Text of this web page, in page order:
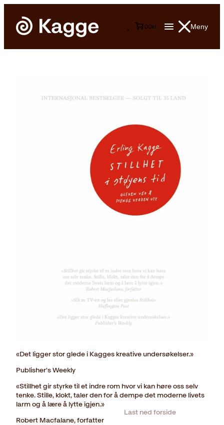
Meny
00kr
Last ned forside
«Det ligger stor glede i Kagges kreative undersøkelser.»
Publisher's Weekly
«Stillhet gir styrke til et indre rom hvor vi kan høre oss selv
tenke. Stille, klokt, taler den for å dempe det moderne livets
larm og å lære å lytte igjen.»
Robert Macfalane, forfatter